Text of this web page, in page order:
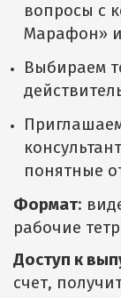
вопросы с
Марафон»
Выбираем
понятные
Формат:
рабочие
Доступ к
счет,